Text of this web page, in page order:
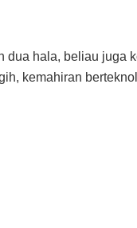
hala, beliau juga
kemahiran